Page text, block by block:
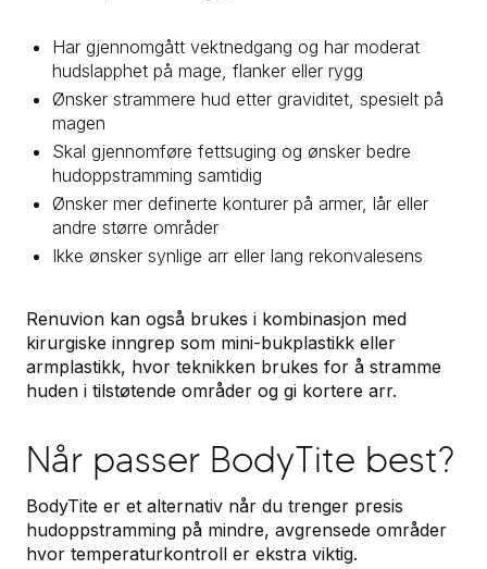
Har gjennomgått vektnedgang og har moderat
hudslapphet på mage, flanker eller rygg
Ønsker strammere hud etter graviditet, spesielt på
magen
Skal gjennomføre fettsuging og ønsker bedre
hudoppstramming samtidig
Ønsker mer definerte konturer på armer, lår eller
andre større områder
Ikke ønsker synlige arr eller lang rekonvalesens
Renuvion kan også brukes i kombinasjon med
kirurgiske inngrep som mini-bukplastikk eller
armplastikk, hvor teknikken brukes for å stramme
huden i tilstøtende områder og gi kortere arr.
Når passer BodyTite best?
BodyTite er et alternativ når du trenger presis
hudoppstramming på mindre, avgrensede områder
hvor temperaturkontroll er ekstra viktig.